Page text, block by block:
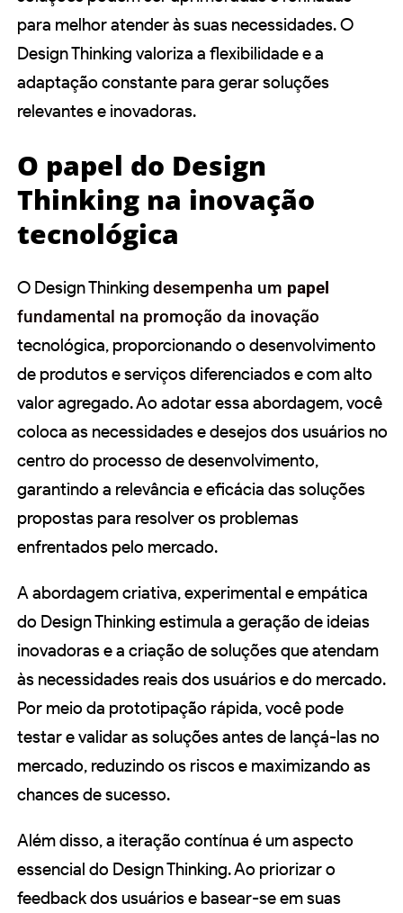
para melhor atender às suas necessidades. O
Design Thinking valoriza a flexibilidade e a
adaptação constante para gerar soluções
relevantes e inovadoras.
O papel do Design
Thinking na inovação
tecnológica
O Design Thinking desempenha um papel
fundamental na promoção da inovação
tecnológica, proporcionando o desenvolvimento
de produtos e serviços diferenciados e com alto
valor agregado. Ao adotar essa abordagem, você
coloca as necessidades e desejos dos usuários no
centro do processo de desenvolvimento,
garantindo a relevância e eficácia das soluções
propostas para resolver os problemas
enfrentados pelo mercado.
A abordagem criativa, experimental e empática
do Design Thinking estimula a geração de ideias
inovadoras e a criação de soluções que atendam
às necessidades reais dos usuários e do mercado.
Por meio da prototipação rápida, você pode
testar e validar as soluções antes de lançá-las no
mercado, reduzindo os riscos e maximizando as
chances de sucesso.
Além disso, a iteração contínua é um aspecto
essencial do Design Thinking. Ao priorizar o
feedback dos usuários e basear-se em suas